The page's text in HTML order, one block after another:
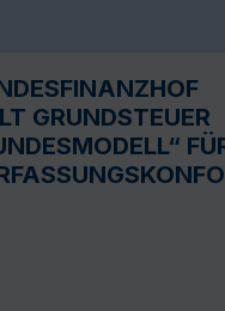
GRUNDSTEUER